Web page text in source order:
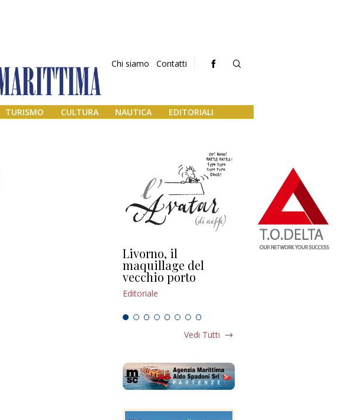
Chi siamo Contatti
TURISMO CULTURA NAUTICA EDITORIALI
Livorno, il
maquillage del
vecchio porto
Editoriale
L’uscita di scena di
Vedi Tutti